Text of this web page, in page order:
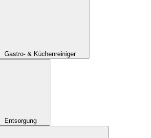
Gastro- & Küchenreiniger
Entsorgung